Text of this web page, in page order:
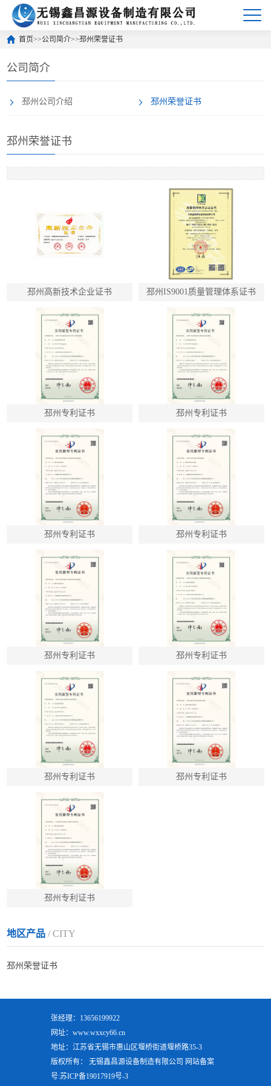
首页>>公司简介>>邳州荣誉证书
公司简介
邳州公司介绍 邳州荣誉证书
邳州荣誉证书
邳州高新技术企业证书 邳州IS9001质量管理体系证书
邳州专利证书 邳州专利证书
邳州专利证书 邳州专利证书
邳州专利证书 邳州专利证书
邳州专利证书 邳州专利证书
邳州专利证书
地区产品/ CITY
邳州荣誉证书
张经理：13656199922
网址：www.wxxcy66.cn
地址：江苏省无锡市惠山区堰桥街道堰桥路35-3
版权所有： 无锡鑫昌源设备制造有限公司 网站备案
号:苏ICP备19017919号-3